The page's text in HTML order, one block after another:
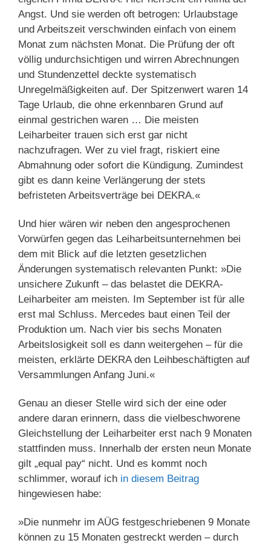
Angst. Und sie werden oft betrogen: Urlaubstage
und Arbeitszeit verschwinden einfach von einem
Monat zum nächsten Monat. Die Prüfung der oft
völlig undurchsichtigen und wirren Abrechnungen
und Stundenzettel deckte systematisch
Unregelmäßigkeiten auf. Der Spitzenwert waren 14
Tage Urlaub, die ohne erkennbaren Grund auf
einmal gestrichen waren … Die meisten
Leiharbeiter trauen sich erst gar nicht
nachzufragen. Wer zu viel fragt, riskiert eine
Abmahnung oder sofort die Kündigung. Zumindest
gibt es dann keine Verlängerung der stets
befristeten Arbeitsverträge bei DEKRA.«
Und hier wären wir neben den angesprochenen
Vorwürfen gegen das Leiharbeitsunternehmen bei
dem mit Blick auf die letzten gesetzlichen
Änderungen systematisch relevanten Punkt: »Die
unsichere Zukunft – das belastet die DEKRA-
Leiharbeiter am meisten. Im September ist für alle
erst mal Schluss. Mercedes baut einen Teil der
Produktion um. Nach vier bis sechs Monaten
Arbeitslosigkeit soll es dann weitergehen – für die
meisten, erklärte DEKRA den Leihbeschäftigten auf
Versammlungen Anfang Juni.«
Genau an dieser Stelle wird sich der eine oder
andere daran erinnern, dass die vielbeschworene
Gleichstellung der Leiharbeiter erst nach 9 Monaten
stattfinden muss. Innerhalb der ersten neun Monate
gilt „equal pay“ nicht. Und es kommt noch
schlimmer, worauf ich in diesem Beitrag
hingewiesen habe:
»Die nunmehr im AÜG festgeschriebenen 9 Monate
können zu 15 Monaten gestreckt werden – durch